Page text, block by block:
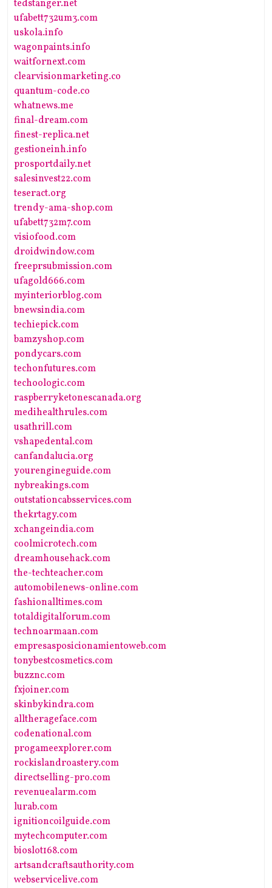
tedstanger.net
ufabett732um3.com
uskola.info
wagonpaints.info
waitfornext.com
clearvisionmarketing.co
quantum-code.co
whatnews.me
final-dream.com
finest-replica.net
gestioneinh.info
prosportdaily.net
salesinvest22.com
teseract.org
trendy-ama-shop.com
ufabett732m7.com
visiofood.com
droidwindow.com
freeprsubmission.com
ufagold666.com
myinteriorblog.com
bnewsindia.com
techiepick.com
bamzyshop.com
pondycars.com
techonfutures.com
techoologic.com
raspberryketonescanada.org
medihealthrules.com
usathrill.com
vshapedental.com
canfandalucia.org
yourengineguide.com
nybreakings.com
outstationcabsservices.com
thekrtagy.com
xchangeindia.com
coolmicrotech.com
dreamhousehack.com
the-techteacher.com
automobilenews-online.com
fashionalltimes.com
totaldigitalforum.com
technoarmaan.com
empresasposicionamientoweb.com
tonybestcosmetics.com
buzznc.com
fxjoiner.com
skinbykindra.com
alltherageface.com
codenational.com
progameexplorer.com
rockislandroastery.com
directselling-pro.com
revenuealarm.com
lurab.com
ignitioncoilguide.com
mytechcomputer.com
bioslot168.com
artsandcraftsauthority.com
webservicelive.com